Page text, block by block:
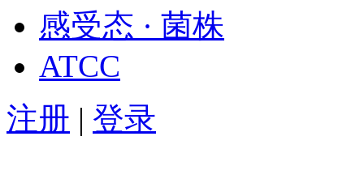
感受态 · 菌株
ATCC
注册 | 登录